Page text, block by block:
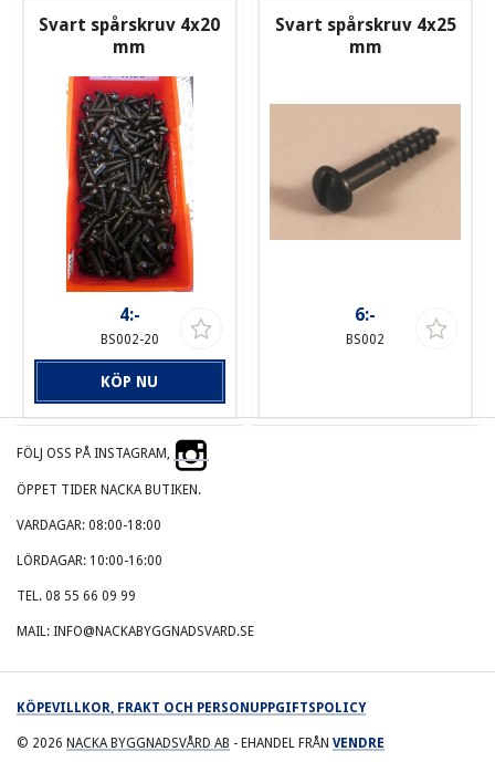
Svart spårskruv 4x20
mm
4:-
BS002-20
KÖP NU
Svart spårskruv 4x25
mm
6:-
BS002
FÖLJ OSS PÅ INSTAGRAM,
ÖPPET TIDER NACKA BUTIKEN.
VARDAGAR: 08:00-18:00
LÖRDAGAR: 10:00-16:00
TEL. 08 55 66 09 99
MAIL: INFO@NACKABYGGNADSVARD.SE
KÖPEVILLKOR, FRAKT OCH PERSONUPPGIFTSPOLICY
© 2026 NACKA BYGGNADSVÅRD AB - EHANDEL FRÅN VENDRE